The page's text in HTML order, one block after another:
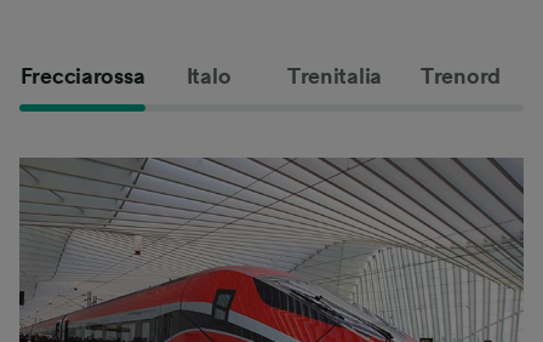
Frecciarossa Italo Trenitalia Trenord